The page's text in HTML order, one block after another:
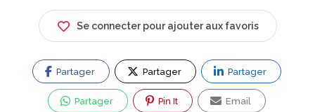
Se connecter pour ajouter aux favoris
Partager Partager Partager
Partager Pin It Email